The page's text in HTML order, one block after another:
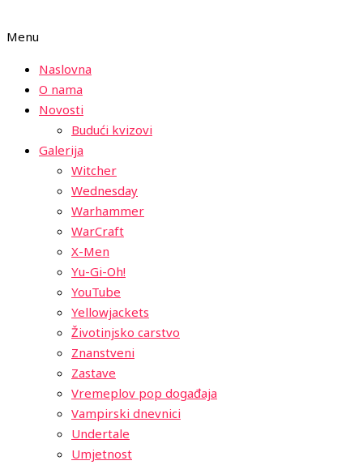
Menu
Naslovna
O nama
Novosti
Budući kvizovi
Galerija
Witcher
Wednesday
Warhammer
WarCraft
X-Men
Yu-Gi-Oh!
YouTube
Yellowjackets
Životinjsko carstvo
Znanstveni
Zastave
Vremeplov pop događaja
Vampirski dnevnici
Undertale
Umjetnost